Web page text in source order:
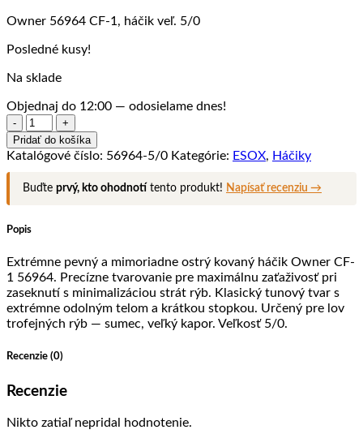
Owner 56964 CF-1, háčik veľ. 5/0
Posledné kusy!
Na sklade
Objednaj do 12:00 — odosielame dnes!
množstvo
Owner
56964
1,
5/0
Pridať do košíka
Katalógové číslo: 56964-5/0 Kategórie: ESOX, Háčiky
Buďte prvý, kto ohodnotí tento produkt! Napísať recenziu →
Popis
Extrémne pevný a mimoriadne ostrý kovaný háčik Owner CF-
1 56964. Precízne tvarovanie pre maximálnu zaťaživosť pri
zaseknutí s minimalizáciou strát rýb. Klasický tunový tvar s
extrémne odolným telom a krátkou stopkou. Určený pre lov
trofejných rýb — sumec, veľký kapor. Veľkosť 5/0.
Recenzie (0)
Recenzie
Nikto zatiaľ nepridal hodnotenie.